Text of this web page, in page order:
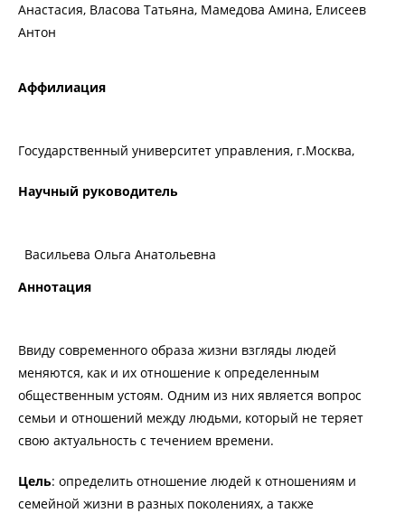
Анастасия, Власова Татьяна, Мамедова Амина, Елисеев
Антон
Аффилиация
Государственный университет управления, г.Москва,
Научный руководитель
Васильева Ольга Анатольевна
Аннотация
Ввиду современного образа жизни взгляды людей
меняются, как и их отношение к определенным
общественным устоям. Одним из них является вопрос
семьи и отношений между людьми, который не теряет
свою актуальность с течением времени.
Цель: определить отношение людей к отношениям и
семейной жизни в разных поколениях, а также